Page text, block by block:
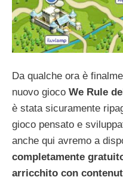
Da qualche ora è
nuovo gioco We Rule
è stata sicuramente
gioco pensato e
anche qui avremo a
completamente
arricchito con